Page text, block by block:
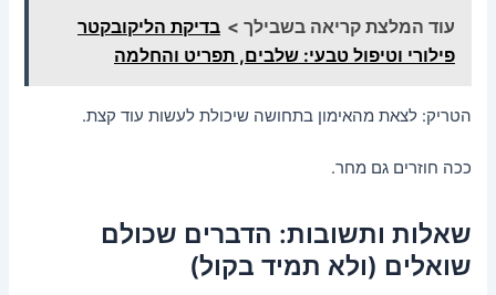
עוד המלצת קריאה בשבילך > בדיקת הליקובקטר
פילורי וטיפול טבעי: שלבים, תפריט והחלמה
הטריק: לצאת מהאימון בתחושה שיכולת לעשות עוד קצת.
ככה חוזרים גם מחר.
שאלות ותשובות: הדברים שכולם
שואלים (ולא תמיד בקול)